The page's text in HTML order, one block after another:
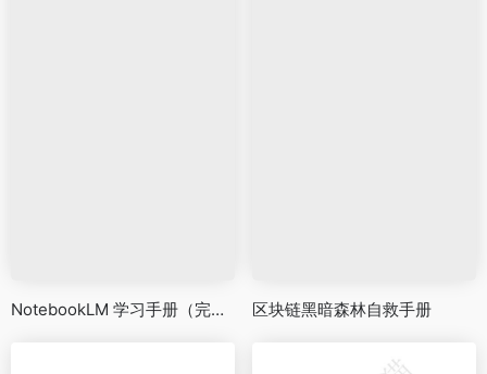
NotebookLM 学习手册（完整版）v2.0 区块链黑暗森林自救手册